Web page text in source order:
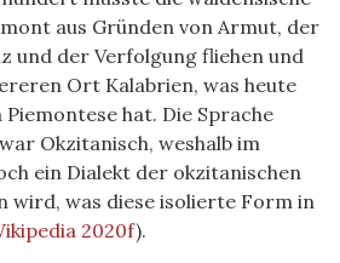
aus Gründen von Armut, der
und der Verfolgung fliehen und
Ort Kalabrien, was heute
hat. Die Sprache
Okzitanisch, weshalb im
ein Dialekt der okzitanischen
wird, was diese isolierte Form in
2020f).